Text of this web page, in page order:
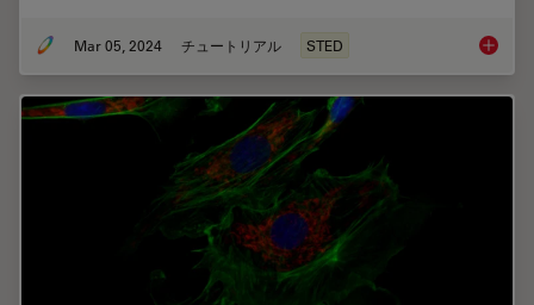
Mar 05, 2024 チュートリアル STED The